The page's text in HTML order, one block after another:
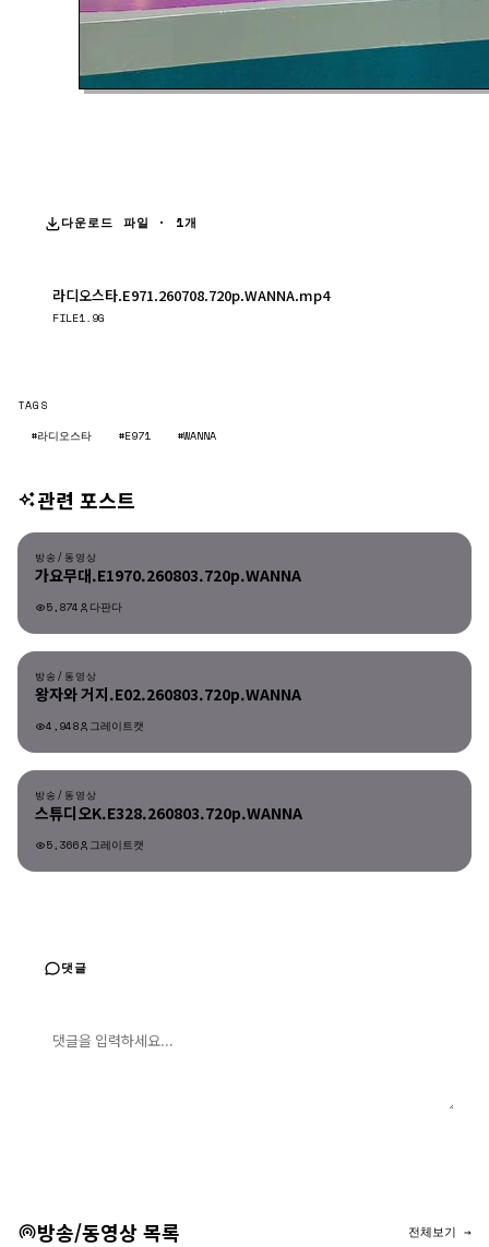
다운로드 파일 · 1개
라디오스타.E971.260708.720p.WANNA.mp4
FILE1.9G
TAGS
#라디오스타
#E971 #WANNA
관련 포스트
방송/동영상
방송/동영상
가요무대.E1970.260803.720p.WANNA
5,874 다판다
방송/동영상
방송/동영상
왕자와 거지.E02.260803.720p.WANNA
4,948 그레이트캣
방송/동영상
방송/동영상
스튜디오K.E328.260803.720p.WANNA
5,366 그레이트캣
댓글
방송/동영상 목록 전체보기 →